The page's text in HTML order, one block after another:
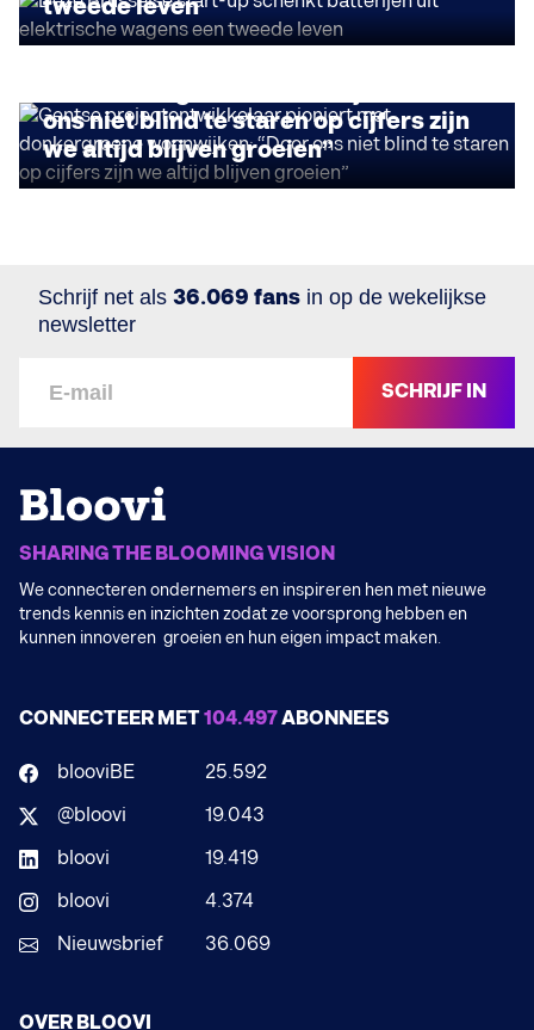
tweede leven
DUURZAAM ONDERNEMEN
ons niet blind te staren op cijfers zijn
we altijd blijven groeien”
Schrijf net als 36.069 fans in op de wekelijkse
newsletter
SCHRIJF IN
SHARING THE BLOOMING VISION
We connecteren ondernemers en inspireren hen met nieuwe
trends kennis en inzichten zodat ze voorsprong hebben en
kunnen innoveren groeien en hun eigen impact maken.
CONNECTEER MET104.497ABONNEES
blooviBE
25.592
@bloovi
19.043
bloovi
19.419
bloovi
4.374
Nieuwsbrief
36.069
OVER BLOOVI